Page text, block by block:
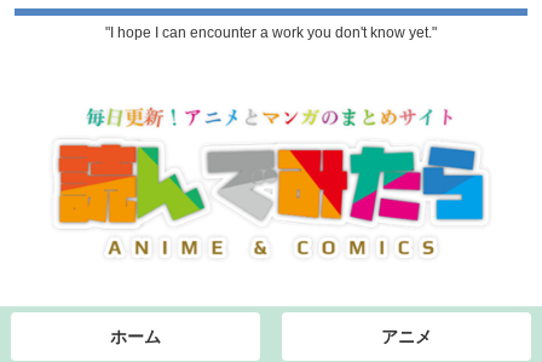
"I hope I can encounter a work you don't know yet."
ホーム アニメ